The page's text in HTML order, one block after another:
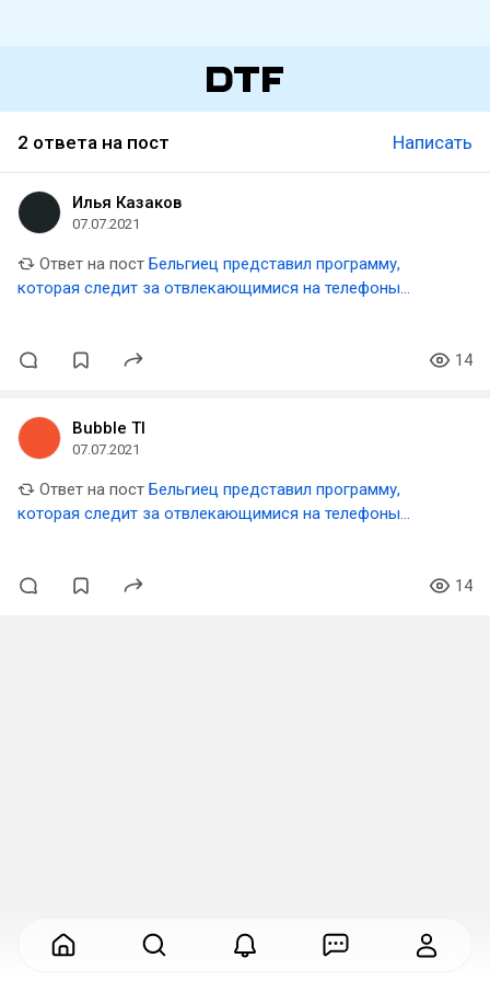
2 ответа на пост Написать
Илья Казаков
07.07.2021
Ответ на пост Бельгиец представил программу,
которая следит за отвлекающимися на телефоны
14
Bubble TI
07.07.2021
Ответ на пост Бельгиец представил программу,
которая следит за отвлекающимися на телефоны
14